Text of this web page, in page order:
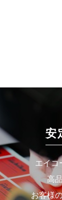
安
エイコ
高
お客様